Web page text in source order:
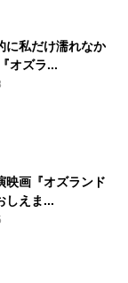
に私だけ濡れなか
オズラ...
映画『オズランド
しえま...